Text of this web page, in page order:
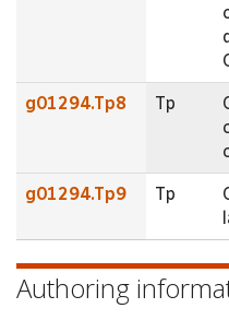
g01294.Tp8 Tp
g01294.Tp9 Tp
Authoring